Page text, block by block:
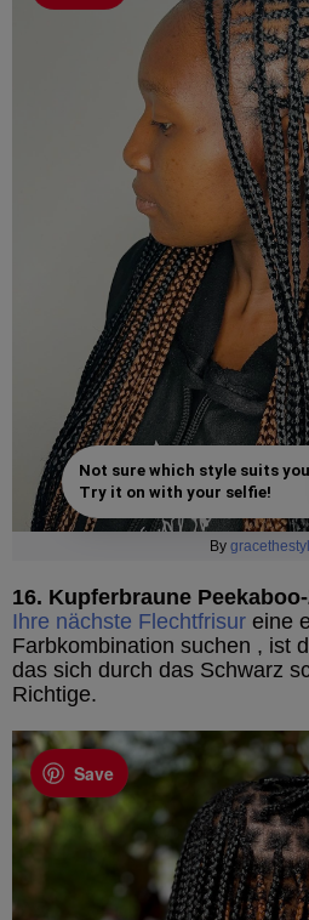
Not sure which style suits
Try it on with your selfie!
By
16. Kupferbraune
Ihre nächste Flechtfrisur eine
Farbkombination suchen , ist
das sich durch das Schwarz
Richtige.
Save